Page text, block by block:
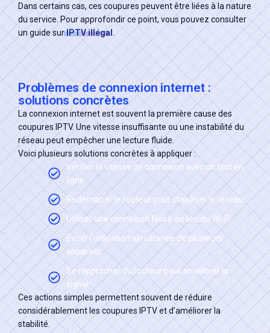
Dans certains cas, ces coupures peuvent être liées à la nature
du service. Pour approfondir ce point, vous pouvez consulter
un guide surIPTV illégal
Problèmes de connexion internet :
solutions concrètes
La connexion internet est souvent la première cause des
coupures IPTV. Une vitesse insuffisante ou une instabilité du
réseau peut empêcher une lecture fluide.
Voici plusieurs solutions concrètes à appliquer :
Vérifier la vitesse de connexion avec un test en
ligne
Redémarrer le routeur pour stabiliser le réseau
Utiliser une connexion filaire au lieu du Wi-Fi
Éviter l’utilisation simultanée de plusieurs
appareils
Se rapprocher du routeur pour améliorer le
signal
Ces actions simples permettent souvent de réduire
considérablement les coupures IPTV et d’améliorer la
stabilité.